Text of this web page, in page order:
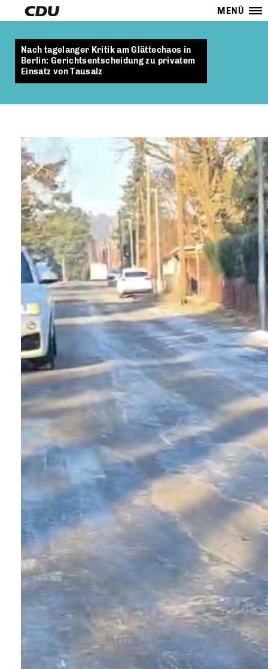
MENÜ
Nach tagelanger Kritik am Glättechaos in
Berlin: Gerichtsentscheidung zu privatem
Einsatz von Tausalz